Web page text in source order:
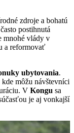
zdroje a bohatú
postihnutá
mnohé vlády v
a reformovať
ubytovania.
kde môžu návštevníci
V Kongu sa
je aj vonkajší